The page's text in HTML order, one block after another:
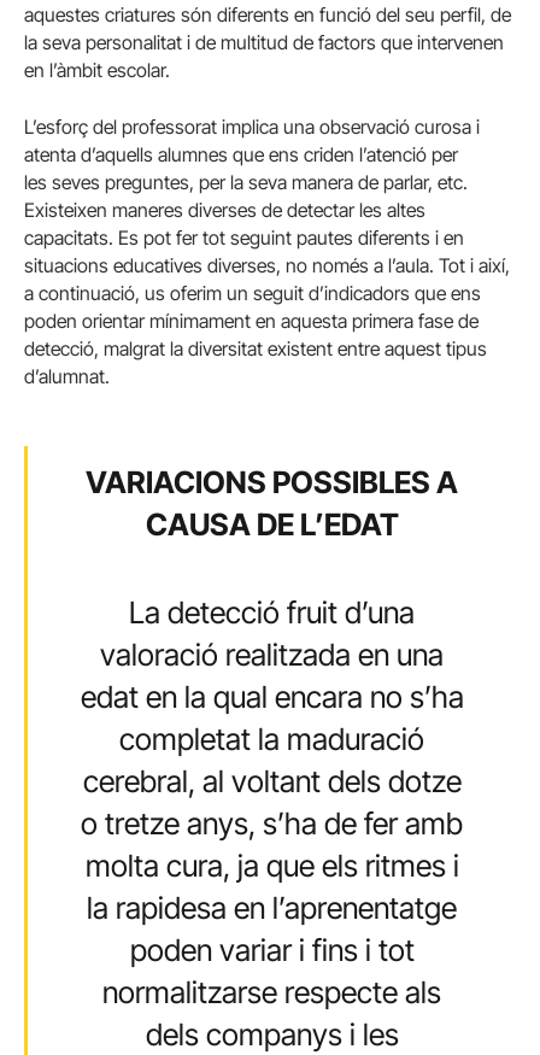
aquestes criatures són diferents en funció del seu perfil, de
la seva personalitat i de multitud de factors que intervenen
en l’àmbit escolar.
L’esforç del professorat implica una observació curosa i
atenta d’aquells alumnes que ens criden l’atenció per
les seves preguntes, per la seva manera de parlar, etc.
Existeixen maneres diverses de detectar les altes
capacitats. Es pot fer tot seguint pautes diferents i en
situacions educatives diverses, no només a l’aula. Tot i així,
a continuació, us oferim un seguit d’indicadors que ens
poden orientar mínimament en aquesta primera fase de
detecció, malgrat la diversitat existent entre aquest tipus
d’alumnat.
VARIACIONS POSSIBLES A
CAUSA DE L’EDAT
La detecció fruit d’una
valoració realitzada en una
edat en la qual encara no s’ha
completat la maduració
cerebral, al voltant dels dotze
o tretze anys, s’ha de fer amb
molta cura, ja que els ritmes i
la rapidesa en l’aprenentatge
poden variar i fins i tot
normalitzarse respecte als
dels companys i les